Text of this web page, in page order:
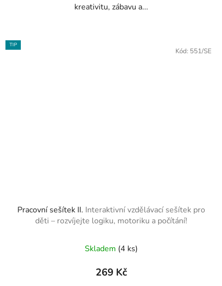
kreativitu, zábavu a...
TIP
Pracovní sešítek II. Interaktivní vzdělávací sešítek pro
děti – rozvíjejte logiku, motoriku a počítání!
Skladem (4 ks)
269 Kč
Kód: 551/SE